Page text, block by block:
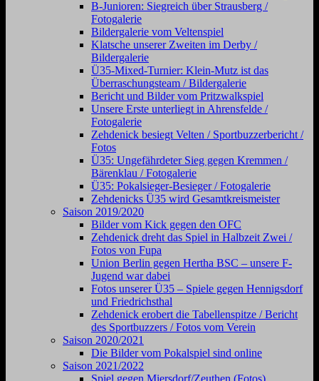
B-Junioren: Siegreich über Strausberg /
Fotogalerie
Bildergalerie vom Veltenspiel
Klatsche unserer Zweiten im Derby /
Bildergalerie
Ü35-Mixed-Turnier: Klein-Mutz ist das
Überraschungsteam / Bildergalerie
Bericht und Bilder vom Pritzwalkspiel
Unsere Erste unterliegt in Ahrensfelde /
Fotogalerie
Zehdenick besiegt Velten / Sportbuzzerbericht /
Fotos
Ü35: Ungefährdeter Sieg gegen Kremmen /
Bärenklau / Fotogalerie
Ü35: Pokalsieger-Besieger / Fotogalerie
Zehdenicks Ü35 wird Gesamtkreismeister
Saison 2019/2020
Bilder vom Kick gegen den OFC
Zehdenick dreht das Spiel in Halbzeit Zwei /
Fotos von Fupa
Union Berlin gegen Hertha BSC – unsere F-
Jugend war dabei
Fotos unserer Ü35 – Spiele gegen Hennigsdorf
und Friedrichsthal
Zehdenick erobert die Tabellenspitze / Bericht
des Sportbuzzers / Fotos vom Verein
Saison 2020/2021
Die Bilder vom Pokalspiel sind online
Saison 2021/2022
Spiel gegen Miersdorf/Zeuthen (Fotos)